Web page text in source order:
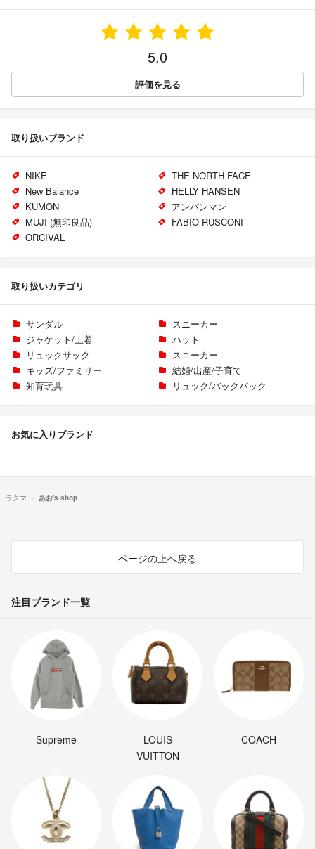
5.0
評価を見る
取り扱いブランド
NIKE
THE NORTH FACE
New Balance
HELLY HANSEN
KUMON
アンパンマン
MUJI (無印良品)
FABIO RUSCONI
ORCIVAL
取り扱いカテゴリ
サンダル
スニーカー
ジャケット/上着
ハット
リュックサック
スニーカー
キッズ/ファミリー
結婚/出産/子育て
知育玩具
リュック/バックパック
お気に入りブランド
ラクマ あお's shop
ページの上へ戻る
注目ブランド一覧
Supreme
LOUIS
VUITTON
COACH